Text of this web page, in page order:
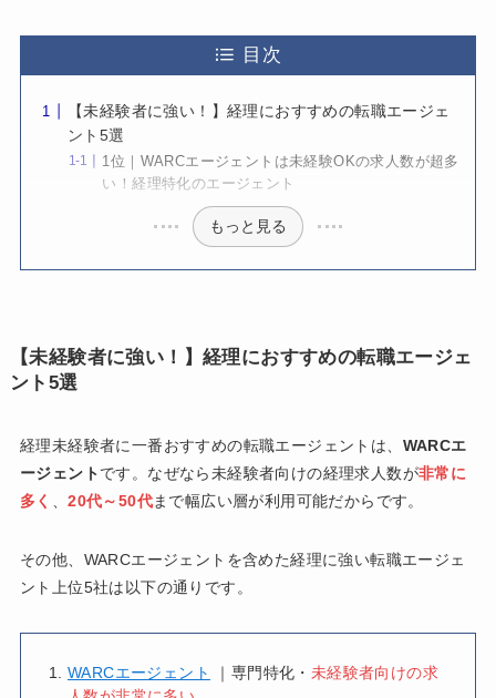
目次
【未経験者に強い！】経理におすすめの転職エージェ
ント5選
1位｜WARCエージェントは未経験OKの求人数が超多
い！経理特化のエージェント
もっと見る
【未経験者に強い！】経理におすすめの転職エージェ
ント5選
経理未経験者に一番おすすめの転職エージェントは、 WARCエ
ージェントです。なぜなら未経験者向けの経理求人数が非常に
多く 、20代～50代まで幅広い層が利用可能だからです。
その他、WARCエージェントを含めた経理に強い転職エージェ
ント上位5社は以下の通りです。
WARCエージェント ｜専門特化・ 未経験者向けの求